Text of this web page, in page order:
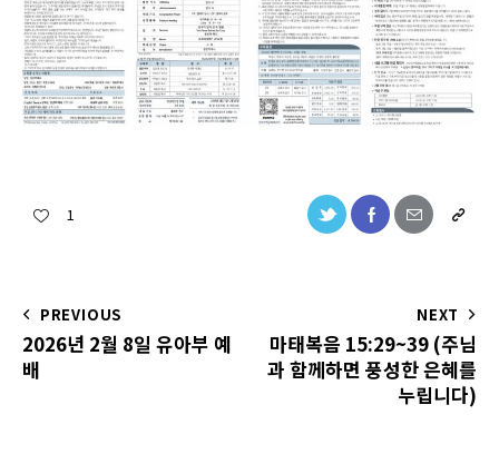
1
PREVIOUS
2026년 2월 8일 유아부 예
배
NEXT
마태복음 15:29~39 (주님
과 함께하면 풍성한 은혜를
누립니다)